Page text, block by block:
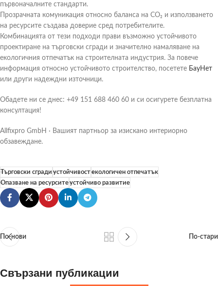
първоначалните стандарти.
Прозрачната комуникация относно баланса на CO₂ и използването
на ресурсите създава доверие сред потребителите.
Комбинацията от тези подходи прави възможно устойчивото
проектиране на търговски сгради и значително намаляване на
екологичния отпечатък на строителната индустрия. За повече
информация относно устойчивото строителство, посетете БауНет
или други надеждни източници.
Обадете ни се днес: +49 151 688 460 60 и си осигурете безплатна
консултация!
Allfixpro GmbH · Вашият партньор за изискано интериорно
обзавеждане.
Търговски сгради устойчивостекологичен отпечатък
Опазване на ресурситеустойчиво развитие
По-нови По-стари
Свързани публикации